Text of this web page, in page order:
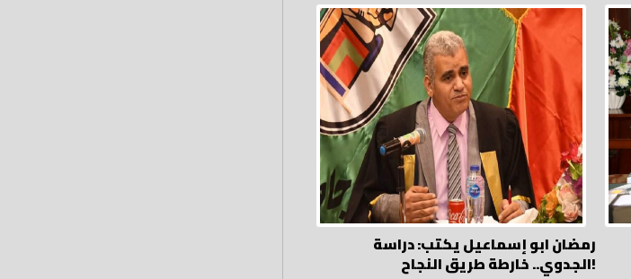
رمضان ابو إسماعيل يكتب: دراسة
الجدوي.. خارطة طريق النجاح!